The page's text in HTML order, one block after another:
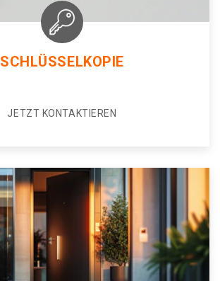
SCHLÜSSELKOPIE
JETZT KONTAKTIEREN